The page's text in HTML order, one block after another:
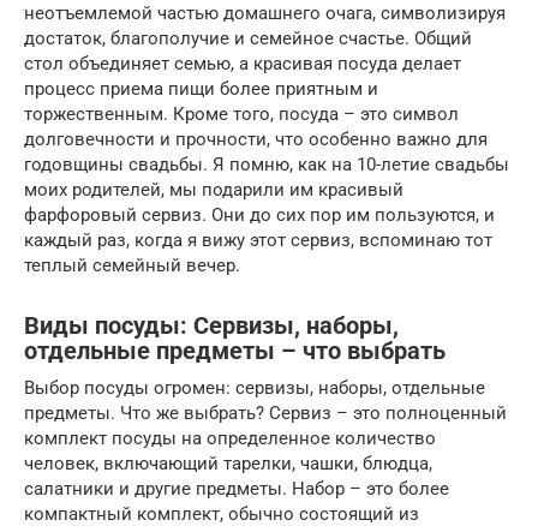
неотъемлемой частью домашнего очага, символизируя
достаток, благополучие и семейное счастье. Общий
стол объединяет семью, а красивая посуда делает
процесс приема пищи более приятным и
торжественным. Кроме того, посуда – это символ
долговечности и прочности, что особенно важно для
годовщины свадьбы. Я помню, как на 10-летие свадьбы
моих родителей, мы подарили им красивый
фарфоровый сервиз. Они до сих пор им пользуются, и
каждый раз, когда я вижу этот сервиз, вспоминаю тот
теплый семейный вечер.
Виды посуды: Сервизы, наборы,
отдельные предметы – что выбрать
Выбор посуды огромен: сервизы, наборы, отдельные
предметы. Что же выбрать? Сервиз – это полноценный
комплект посуды на определенное количество
человек, включающий тарелки, чашки, блюдца,
салатники и другие предметы. Набор – это более
компактный комплект, обычно состоящий из